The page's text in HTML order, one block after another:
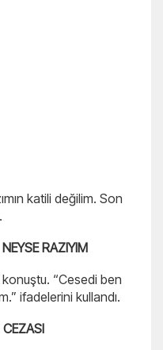
katili değilim. Son
RAZIYIM
“Cesedi ben
ifadelerini kullandı.